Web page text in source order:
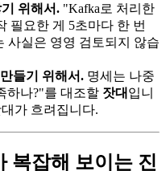
위해서. "Kafka로 처리한
필요한 게 5초마다 한 번
사실은 영영 검토되지 않습
들기 위해서. 명세는 나중
하나?"를 대조할 잣대 입니
가 흐려집니다.
복잡해 보이는 진